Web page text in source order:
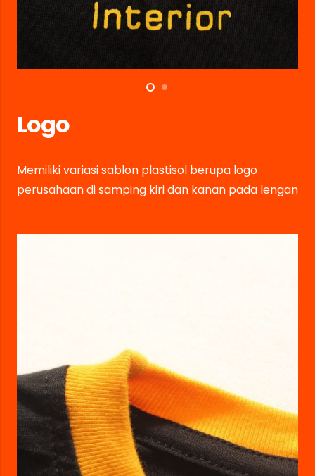
Logo
Memiliki variasi sablon plastisol berupa logo
perusahaan di samping kiri dan kanan pada lengan